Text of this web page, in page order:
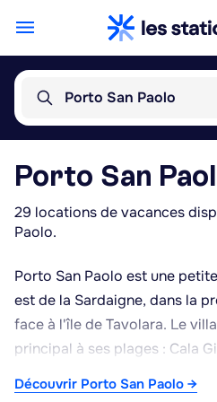
Porto San Paolo
Porto San
29 locations de vacances
Paolo.
Porto San Paolo est une
est de la Sardaigne, dans la
face à l'île de Tavolara. Le
principal à ses plages : Cala
la plage de Porto Taverna,
Découvrir Porto San Paolo →